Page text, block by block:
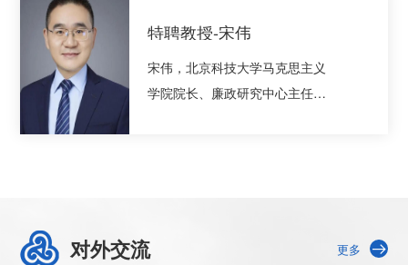
工大学“汉江学者”特聘教授，西安
报业集团特聘专家，...
学访问学者。主要从事廉政建
设、政府管理、组织领导等方面
的研究，是国内重要的廉政学学
特聘教授-宋伟
宋伟，北京科技大学马克思主义
学院院长、廉政研究中心主任，
和党的建设等方面。
对外交流 更多